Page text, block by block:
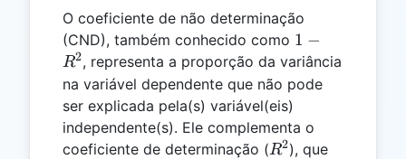
O coeficiente de não determinação
(CND), também conhecido como 1 -
R^2
1 −
R2, representa a proporção da variância
na variável dependente que não pode
ser explicada pela(s) variável(eis)
independente(s). Ele complementa o
coeficiente de determinação (R^2
R2), que